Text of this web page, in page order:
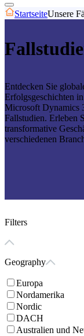
StartseiteUnsere
Entdecken Sie
Erfolgsgeschichten
Microsoft Dynamics
Fallstudien. Erleben
transformative
verschiedenen
Filters
Geography
Europa
Nordamerika
Nordic
DACH
Australien und